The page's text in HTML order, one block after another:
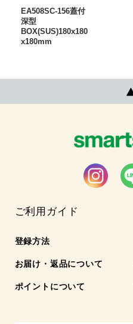
EA508SC-156蓋付
深型
BOX(SUS)180x180
x180mm
ご利用ガイド
登録方法
お届け・返品について
ポイントについて